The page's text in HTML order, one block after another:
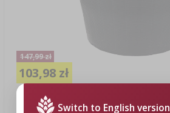
Balon do wina 34 L w koszu plastikowym
147,99 zł
103,98 zł
Switch to English version